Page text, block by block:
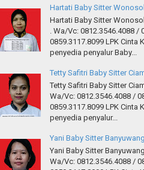
Hartati Baby Sitter
Hartati Baby Sitter
. Wa/Vc: 0812.3546.4088 /
0859.3117.8099 LPK Cinta
penyedia penyalur Baby...
Tetty Safitri Baby Sitter
Tetty Safitri Baby Sitter
Wa/Vc: 0812.3546.4088 /
0859.3117.8099 LPK Cinta
penyedia penyalur...
Yani Baby Sitter
Yani Baby Sitter
Wa/Vc: 0812.3546.4088 /